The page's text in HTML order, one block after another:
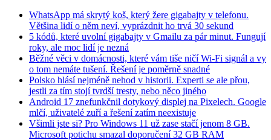
WhatsApp má skrytý koš, který žere gigabajty v telefonu.
Většina lidí o něm neví, vyprázdnit ho trvá 30 sekund
5 kódů, které uvolní gigabajty v Gmailu za pár minut. Fungují
roky, ale moc lidí je nezná
Běžné věci v domácnosti, které vám tiše ničí Wi-Fi signál a vy
o tom nemáte tušení. Řešení je poměrně snadné
Polsko hlásí nejméně nehod v historii. Experti se ale přou,
jestli za tím stojí tvrdší tresty, nebo něco jiného
Android 17 znefunkčnil dotykový displej na Pixelech. Google
mlčí, uživatelé zuří a řešení zatím neexistuje
Všimli jste si? Pro Windows 11 už zase stačí jenom 8 GB.
Microsoft potichu smazal doporučení 32 GB RAM